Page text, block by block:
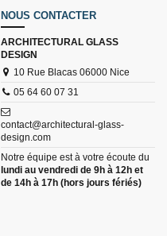
NOUS CONTACTER
ARCHITECTURAL GLASS
DESIGN
10 Rue Blacas 06000 Nice
05 64 60 07 31
contact@architectural-glass-
design.com
Notre équipe est à votre écoute du
lundi au vendredi de 9h à 12h et
de 14h à 17h (hors jours fériés)